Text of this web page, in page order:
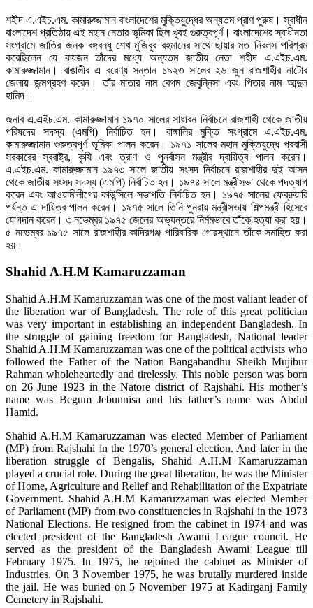
শহীদ এ.এইচ.এম. কামারুজ্জামান বাংলাদেশের মুক্তিযুদ্ধের অন্যতম প্রাণ পুরুষ। স্বাধীন
বাংলাদেশ প্রতিষ্ঠায় এই মহান নেতার ভূমিকা ছিল খুবই গুরুত্বপূর্ণ। বাংলাদেশের স্বাধীনতা
সংগ্রামে জাতির জনক বঙ্গবন্ধু শেখ মুজিবুর রহমানের সাথে ছায়ার মত নিরলস পরিশ্রম
করেছিলেন যে কয়জন তাঁদের মধ্যে অন্যতম জাতীয় নেতা শহীদ এ.এইচ.এম.
কামারুজ্জামান। বাঙালীর এ বরেণ্য সন্তান ১৯২৩ সালের ২৬ জুন রাজশাহীর নাটোর
জেলায় জন্মগ্রহণ করেন। তাঁর মাতার নাম বেগম জেবুন্নিসা এবং পিতার নাম আব্দুল
হামিদ।
জনাব এ.এইচ.এম. কামারুজ্জামান ১৯৭০ সালের সাধারন নির্বাচনে রাজশাহী থেকে জাতীয়
পরিষদের সদস্য (এমপি) নির্বাচিত হন। বাঙ্গালির মুক্তি সংগ্রামে এ.এইচ.এম.
কামারুজ্জামান গুরুত্বপূর্ণ ভূমিকা পালন করেন। ১৯৭১ সালের মহান মুক্তিযুদ্ধে প্রবাসী
সরকারের স্বরাষ্ট্র, কৃষি এবং ত্রাণ ও পুনর্বাসন মন্ত্রীর দ্বায়িত্ব পালন করেন।
এ.এইচ.এম. কামারুজ্জামান ১৯৭৩ সালে জাতীয় সংসদ নির্বাচনে রাজশাহীর দুই আসন
থেকে জাতীয় সংসদ সদস্য (এমপি) নির্বাচিত হন। ১৯৭৪ সালে মন্ত্রীসভা থেকে পদত্যাগ
করেন এবং আওয়ামীলীগের কাউন্সিলে সভাপতি নির্বাচিত হন। ১৯৭৫ সালের ফেব্রুয়ারি
পর্যন্ত এ দায়িত্ব পালন করেন। ১৯৭৫ সালে তিনি পুনরায় মন্ত্রীসভায় শিল্পমন্ত্রী হিসেবে
যোগদান করেন। ৩ নভেম্বর ১৯৭৫ জেলের অভ্যন্তরে নির্মমভাবে তাঁকে হত্যা করা হয়।
৫ নভেম্বর ১৯৭৫ সালে রাজশাহীর কাদিরগঞ্জ পারিবারিক গোরস্থানে তাঁকে সমাহিত করা
হয়।
Shahid A.H.M Kamaruzzaman
Shahid A.H.M Kamaruzzaman was one of the most valiant leader of
the liberation war of Bangladesh. The role of this great politician
was very important in establishing an independent Bangladesh. In
the struggle of gaining freedom for Bangladesh, National leader
Shahid A.H.M Kamaruzzaman was one of the political activists who
followed the Father of the Nation Bangabandhu Sheikh Mujibur
Rahman wholeheartedly and tirelessly. This noble person was born
on 26 June 1923 in the Natore district of Rajshahi. His mother’s
name was Begum Jebunnisa and his father’s name was Abdul
Hamid.
Shahid A.H.M Kamaruzzaman was elected Member of Parliament
(MP) from Rajshahi in the 1970’s general election. And later in the
liberation struggle of Bengalis, Shahid A.H.M Kamaruzzaman
played a crucial role. During the great liberation, he was the Minister
of Home, Agriculture and Relief and Rehabilitation of the Expatriate
Government. Shahid A.H.M Kamaruzzaman was elected Member
of Parliament (MP) from two constituencies in Rajshahi in the 1973
National Elections. He resigned from the cabinet in 1974 and was
elected president of the Bangladesh Awami League council. He
served as the president of the Bangladesh Awami League till
February 1975. In 1975, he rejoined the cabinet as Minister of
Industries. On 3 November 1975, he was brutally murdered inside
the jail. He was buried on 5 November 1975 at Kadirganj Family
Cemetery in Rajshahi.